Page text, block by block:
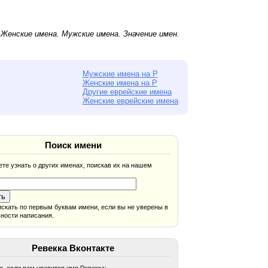
Женские имена.Мужские имена. Значение имен.
Мужские имена на Р
Женские имена на Р
Другие еврейские имена
Женские еврейские имена
Поиск имени
узнать о других именах, поискав их на нашем
по первым буквам имени, если вы не уверены в
написания.
Ревекка Вконтакте